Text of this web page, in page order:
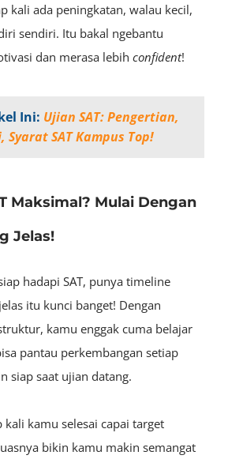
kali ada peningkatan, walau kecil,
sendiri. Itu bakal ngebantu
dan merasa lebih confident!
Ini: Ujian SAT: Pengertian,
SAT Kampus Top!
Maksimal? Mulai Dengan
Jelas!
hadapi SAT, punya timeline
itu kunci banget! Dengan
kamu enggak cuma belajar
pantau perkembangan setiap
siap saat ujian datang.
kali kamu selesai capai target
bikin kamu makin semangat